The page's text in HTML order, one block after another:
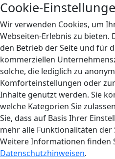
Cookie-
Wir verwenden Cookies, um
Webseiten-Erlebnis zu bieten.
den Betrieb der Seite und für
kommerziellen
solche, die lediglich zu
Komforteinstellungen oder
Inhalte genutzt werden. Sie
welche Kategorien Sie
Sie, dass auf Basis Ihrer
mehr alle Funktionalitäten
Weitere Informationen finden
Datenschutzhinweisen.